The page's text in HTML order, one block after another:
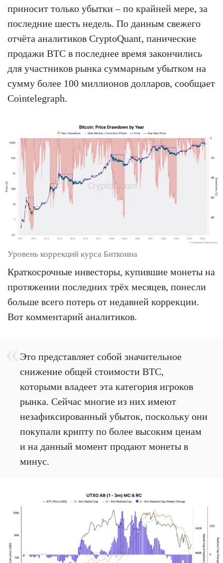
приносит только убытки – по крайней мере, за
последние шесть недель. По данным свежего
отчёта аналитиков CryptoQuant, панические
продажи BTC в последнее время закончились
для участников рынка суммарным убытком на
сумму более 100 миллионов долларов, сообщает
Cointelegraph.
Уровень коррекций курса Биткоина
Краткосрочные инвесторы, купившие монеты на
протяжении последних трёх месяцев, понесли
больше всего потерь от недавней коррекции.
Вот комментарий аналитиков.
Это представляет собой значительное
снижение общей стоимости BTC,
которыми владеет эта категория игроков
рынка. Сейчас многие из них имеют
незафиксированный убыток, поскольку они
покупали крипту по более высоким ценам
и на данный момент продают монеты в
минус.